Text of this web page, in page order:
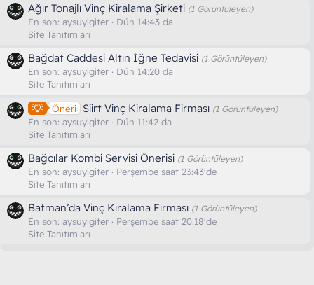
Ağır Tonajlı Vinç Kiralama Şirketi (1 Görüntüleyen)
En son: aysuyigiter
Dün 14:43 da
Site Tanıtımları
Bağdat Caddesi Altın İğne Tedavisi (1 Görüntüleyen)
En son: aysuyigiter
Dün 14:20 da
Site Tanıtımları
Öneri Siirt Vinç Kiralama Firması (1 Görüntüleyen)
En son: aysuyigiter
Dün 11:42 da
Site Tanıtımları
Bağcılar Kombi Servisi Önerisi (1 Görüntüleyen)
En son: aysuyigiter
Perşembe saat 23:43'de
Site Tanıtımları
Batman’da Vinç Kiralama Firması (1 Görüntüleyen)
En son: aysuyigiter
Perşembe saat 20:18'de
Site Tanıtımları